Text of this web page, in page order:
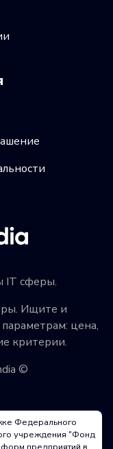
IT сферы.
Ищите и
цена,
критерии.
©
Федерального
учреждения "Фонд